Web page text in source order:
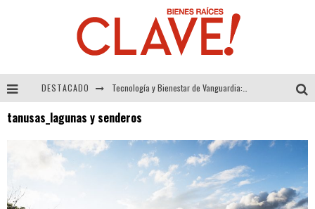
DESTACADO
Alexandra Bedoya – La Constancia detrás de La Paletería
El Despertar de la Calidez: Acabados Dorados de FV para Elevar tu Espacio
tanusas_lagunas y senderos